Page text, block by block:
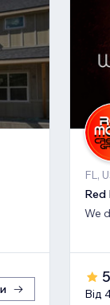
FL,
Red
We
Від